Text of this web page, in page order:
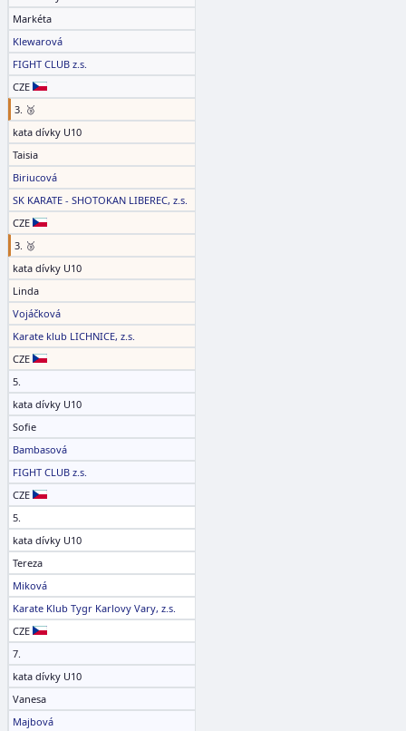
Markéta
Klewarová
FIGHT CLUB z.s.
CZE
3. 🥉
kata dívky U10
Taisia
Biriucová
SK KARATE - SHOTOKAN LIBEREC, z.s.
CZE
3. 🥉
kata dívky U10
Linda
Vojáčková
Karate klub LICHNICE, z.s.
CZE
5.
kata dívky U10
Sofie
Bambasová
FIGHT CLUB z.s.
CZE
5.
kata dívky U10
Tereza
Miková
Karate Klub Tygr Karlovy Vary, z.s.
CZE
7.
kata dívky U10
Vanesa
Majbová